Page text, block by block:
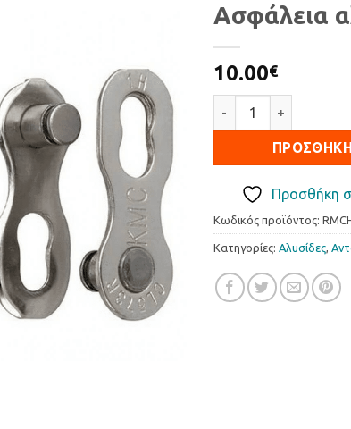
Ασφάλεια
10.00€
Προσθήκη
Κωδικός προϊόντος:
Κατηγορίες: Αλυσίδες,